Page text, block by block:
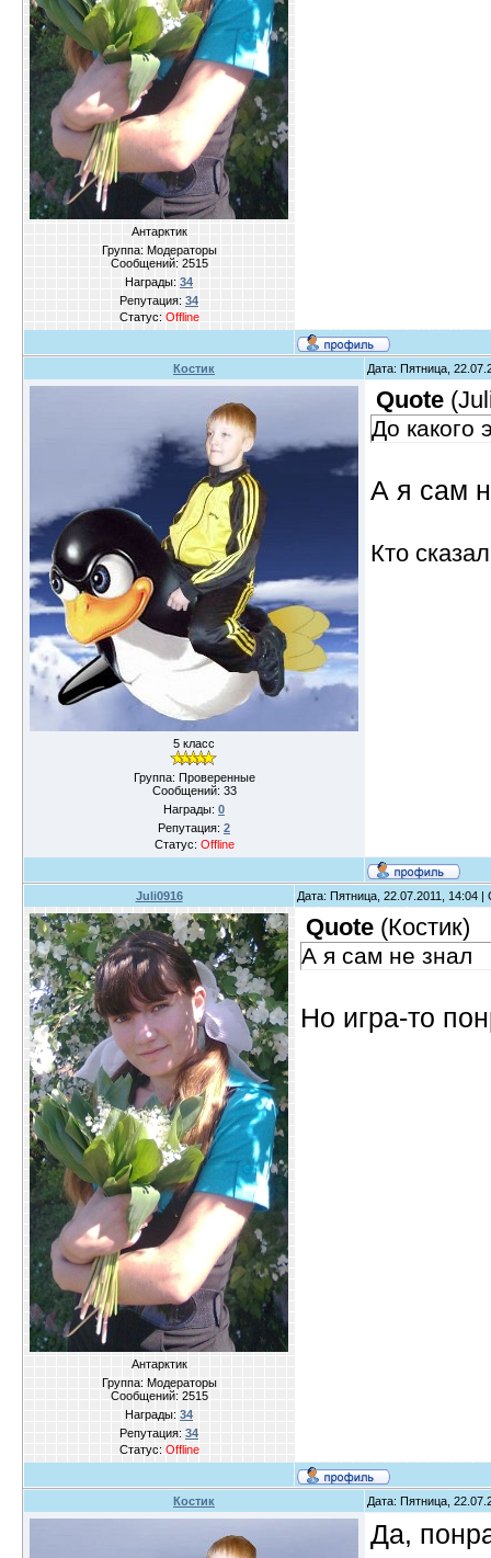
Антарктик
Группа: Модераторы
Сообщений: 2515
Награды: 34
Репутация: 34
Статус: Offline
Костик Дата: Пятница,
5 класс
Группа: Проверенные
Сообщений: 33
Награды: 0
Репутация: 2
Статус: Offline
Quote (
До какого
А я сам
Кто
Juli0916 Дата: Пятница, 22.07.2011, 14:04
Антарктик
Группа: Модераторы
Сообщений: 2515
Награды: 34
Репутация: 34
Статус: Offline
Quote (Костик)
А я сам не знал
Но игра-то
Костик Дата: Пятница,
Да,